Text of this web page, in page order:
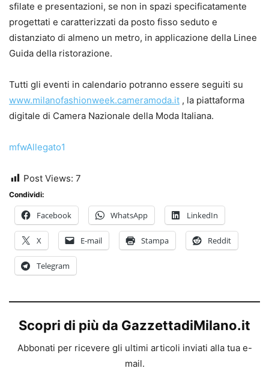
sfilate e presentazioni, se non in spazi specificatamente
progettati e caratterizzati da posto fisso seduto e
distanziato di almeno un metro, in applicazione della Linee
Guida della ristorazione.
Tutti gli eventi in calendario potranno essere seguiti su
www.milanofashionweek.cameramoda.it , la piattaforma
digitale di Camera Nazionale della Moda Italiana.
mfwAllegato1
Post Views: 7
Condividi:
Facebook WhatsApp LinkedIn
X E-mail Stampa Reddit
Telegram
Scopri di più da GazzettadiMilano.it
Abbonati per ricevere gli ultimi articoli inviati alla tua e-
mail.